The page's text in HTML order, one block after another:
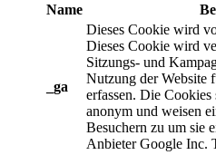
Name
_ga
Dieses Cookie wird
Dieses Cookie wird
Sitzungs- und
Nutzung der Website
erfassen. Die
anonym und weisen
Besuchern zu um sie
Anbieter Google Inc.